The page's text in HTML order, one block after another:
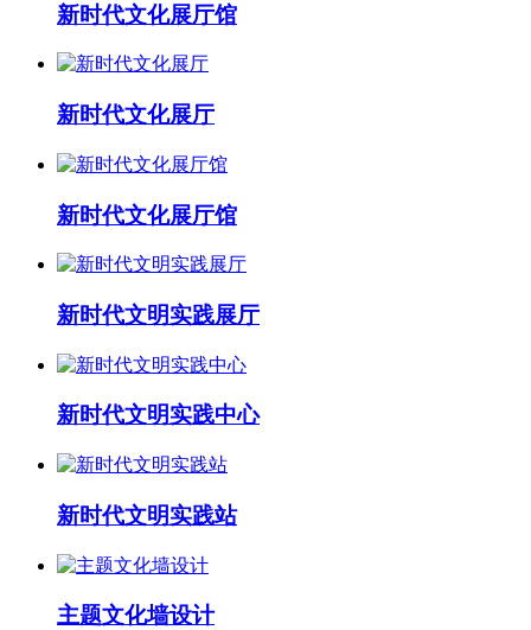
新时代文化展厅馆
新时代文化展厅
新时代文化展厅馆
新时代文明实践展厅
新时代文明实践中心
新时代文明实践站
主题文化墙设计